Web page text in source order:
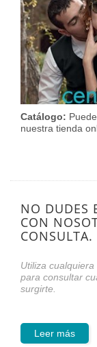
Catálogo:
nuestra tienda
NO DUDES
CON
CONSULTA.
Utiliza
para consultar
surgirte.
Leer más